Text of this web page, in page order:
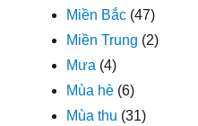
Miền Bắc (47)
Miền Trung (2)
Mưa (4)
Mùa hè (6)
Mùa thu (31)